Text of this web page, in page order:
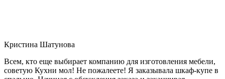
Кристина Шатунова
Всем, кто еще выбирает компанию для изготовления мебели,
советую Кухни мол! Не пожалеете! Я заказывала шкаф-купе в